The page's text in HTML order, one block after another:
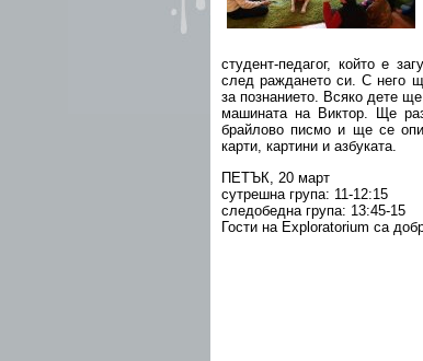
студент-педагог, който е
след раждането си. С него
за познанието. Всяко дете
машината на Виктор. Ще
брайлово писмо и ще се
карти, картини и азбуката.
ПЕТЪК, 20 март
сутрешна група: 11-12:15
следобедна група: 13:45-15
Гости на Exploratorium са